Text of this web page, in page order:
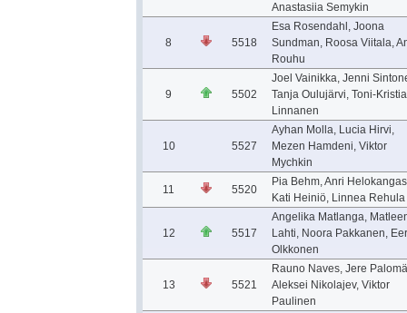
Anastasiia Semykin
8 5518
Esa Rosendahl, Joona
Sundman, Roosa Viitala,
Rouhu
9 5502
Joel Vainikka, Jenni
Tanja Oulujärvi, Toni-
Linnanen
10 5527
Ayhan Molla, Lucia Hirvi,
Mezen Hamdeni, Viktor
Mychkin
11 5520
Pia Behm, Anri
Kati Heiniö, Linnea Rehula
12 5517
Angelika Matlanga,
Lahti, Noora Pakkanen,
Olkkonen
13 5521
Rauno Naves, Jere
Aleksei Nikolajev, Viktor
Paulinen